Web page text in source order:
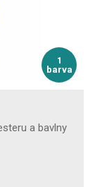
1
barva
a bavlny